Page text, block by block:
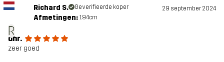
R
Richard S. Geverifieerde koper 29 september 2024
Afmetingen: 194cm
dhr.
zeer goed